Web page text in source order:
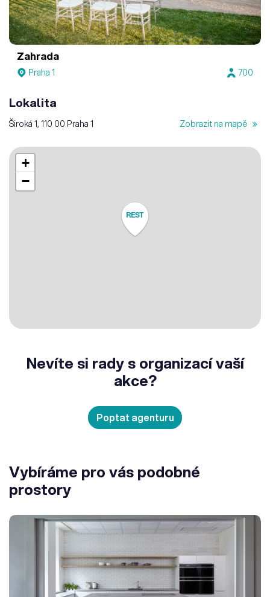
Zahrada
Praha 1 700
Lokalita
Široká 1, 110 00 Praha 1 Zobrazit na mapě
REST
+
−
Nevíte si rady s organizací vaší
akce?
Poptat agenturu
Vybíráme pro vás podobné
prostory